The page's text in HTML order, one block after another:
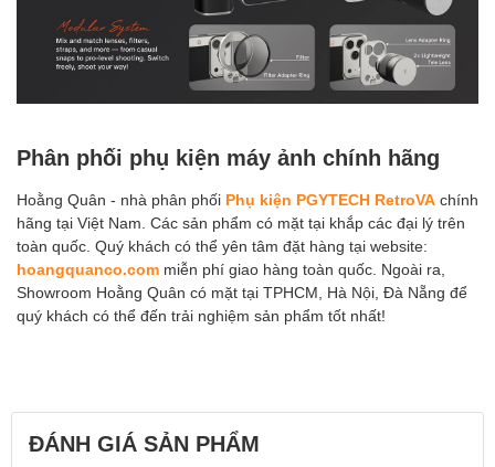
Phân phối phụ kiện máy ảnh chính hãng
Hoằng Quân - nhà phân phối Phụ kiện PGYTECH RetroVA chính
hãng tại Việt Nam. Các sản phẩm có mặt tại khắp các đại lý trên
toàn quốc. Quý khách có thể yên tâm đặt hàng tại website:
hoangquanco.com miễn phí giao hàng toàn quốc. Ngoài ra,
Showroom Hoằng Quân có mặt tại TPHCM, Hà Nội, Đà Nẵng để
quý khách có thể đến trải nghiệm sản phẩm tốt nhất!
ĐÁNH GIÁ SẢN PHẨM